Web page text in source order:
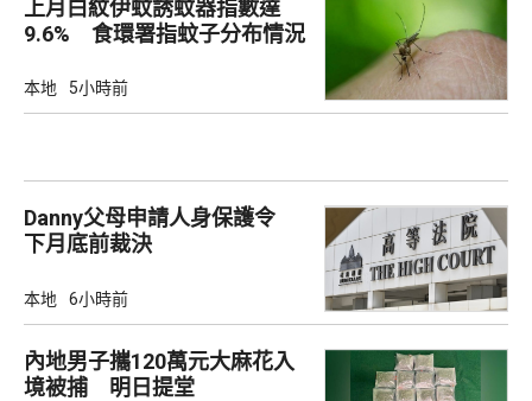
上月白紋伊蚊誘蚊器指數達
9.6% 食環署指蚊子分布情況
本地 5小時前
Danny父母申請人身保護令
下月底前裁決
本地 6小時前
內地男子攜120萬元大麻花入
境被捕 明日提堂